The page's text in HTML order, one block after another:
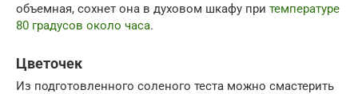
объемная, сохнет она в духовом шкафу при температуре
80 градусов около часа.
Цветочек
Из подготовленного соленого теста можно смастерить